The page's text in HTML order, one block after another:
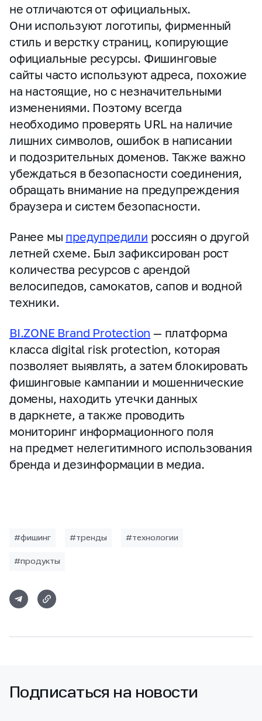
не отличаются от официальных.
Они используют логотипы, фирменный
стиль и верстку страниц, копирующие
официальные ресурсы. Фишинговые
сайты часто используют адреса, похожие
на настоящие, но с незначительными
изменениями. Поэтому всегда
необходимо проверять URL на наличие
лишних символов, ошибок в написании
и подозрительных доменов. Также важно
убеждаться в безопасности соединения,
обращать внимание на предупреждения
браузера и систем безопасности.
Ранее мы предупредили россиян о другой
летней схеме. Был зафиксирован рост
количества ресурсов с арендой
велосипедов, самокатов, сапов и водной
техники.
BI.ZONE Brand Protection — платформа
класса digital risk protection, которая
позволяет выявлять, а затем блокировать
фишинговые кампании и мошеннические
домены, находить утечки данных
в даркнете, а также проводить
мониторинг информационного поля
на предмет нелегитимного использования
бренда и дезинформации в медиа.
#фишинг #тренды #технологии
#продукты
Подписаться на новости